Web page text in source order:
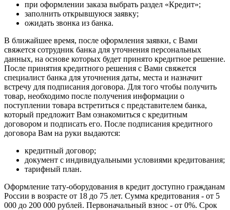
при оформлении заказа выбрать раздел «Кредит»;
заполнить открывшуюся заявку;
ожидать звонка из банка.
В ближайшее время, после оформления заявки, с Вами
свяжется сотрудник банка для уточнения персональных
данных, на основе которых будет принято кредитное решение.
После принятия кредитного решения с Вами свяжется
специалист банка для уточнения даты, места и назначит
встречу для подписания договора. Для того чтобы получить
товар, необходимо после получения информации о
поступлении товара встретиться с представителем банка,
который предложит Вам ознакомиться с кредитным
договором и подписать его. После подписания кредитного
договора Вам на руки выдаются:
кредитный договор;
документ с индивидуальными условиями кредитования;
тарифный план.
Оформление тату-оборудования в кредит доступно гражданам
России в возрасте от 18 до 75 лет. Сумма кредитования - от 5
000 до 200 000 рублей. Первоначальный взнос - от 0%. Срок